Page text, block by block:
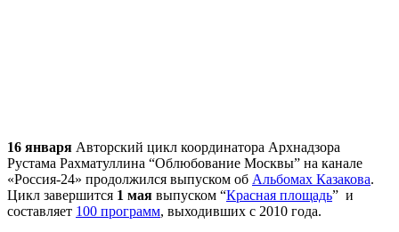
16 января Авторский цикл координатора Архнадзора
Рустама Рахматуллина “Облюбование Москвы” на канале
«Россия-24» продолжился выпуском об Альбомах Казакова.
Цикл завершится 1 мая выпуском “Красная площадь” и
составляет 100 программ, выходивших с 2010 года.